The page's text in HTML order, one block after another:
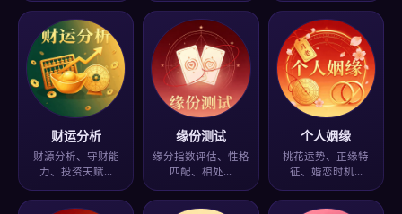
财运分析
财源分析、守财能
力、投资天赋…
缘份测试
缘分指数评估、性格
匹配、相处…
个人姻缘
桃花运势、正缘特
征、婚恋时机…